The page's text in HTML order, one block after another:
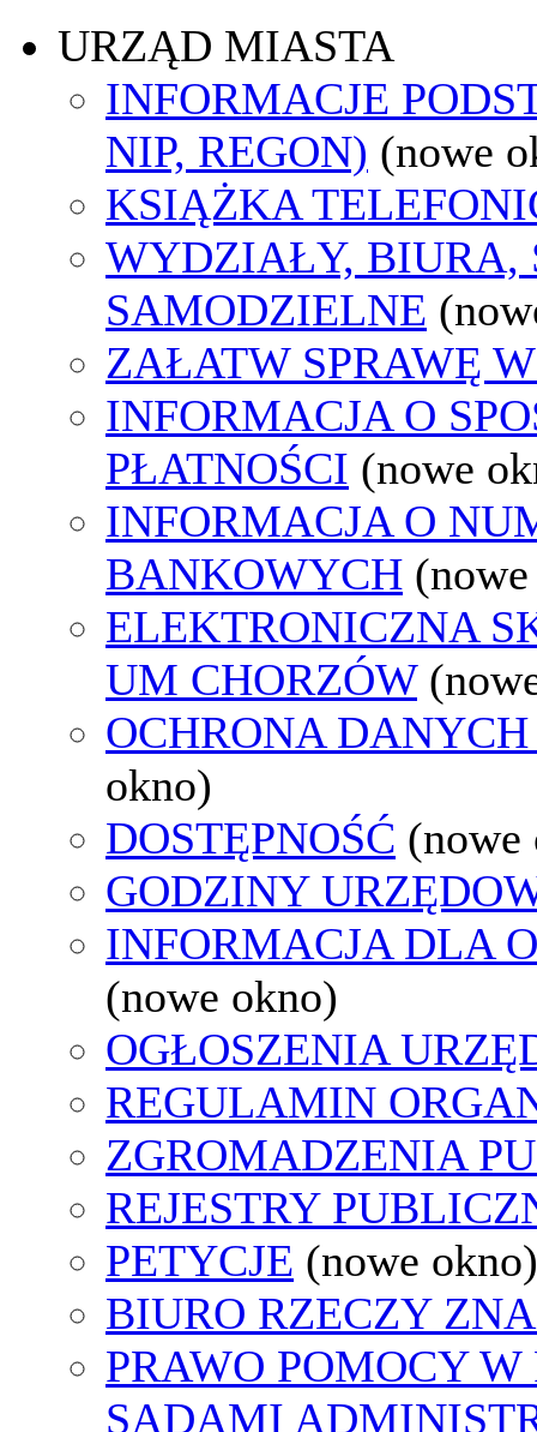
URZĄD MIASTA
INFORMACJE
NIP, REGON) (nowe
KSIĄŻKA
WYDZIAŁY, BIURA,
SAMODZIELNE
ZAŁATW SPRAWĘ
INFORMACJA O
PŁATNOŚCI (nowe
INFORMACJA O
BANKOWYCH
ELEKTRONICZNA
UM CHORZÓW
OCHRONA
okno)
DOSTĘPNOŚĆ (nowe
GODZINY
INFORMACJA DLA
(nowe okno)
OGŁOSZENIA
REGULAMIN
ZGROMADZENIA
REJESTRY
PETYCJE (nowe okno)
BIURO RZECZY
PRAWO POMOCY
SĄDAMI